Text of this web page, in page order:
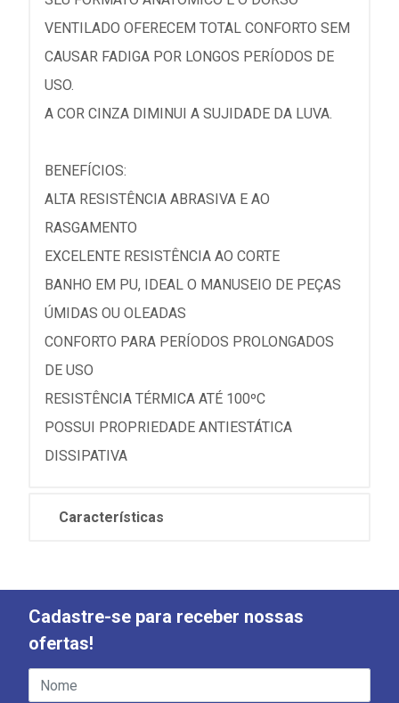
VENTILADO OFERECEM TOTAL CONFORTO SEM
CAUSAR FADIGA POR LONGOS PERÍODOS DE
USO.
A COR CINZA DIMINUI A SUJIDADE DA LUVA.
BENEFÍCIOS:
ALTA RESISTÊNCIA ABRASIVA E AO
RASGAMENTO
EXCELENTE RESISTÊNCIA AO CORTE
BANHO EM PU, IDEAL O MANUSEIO DE PEÇAS
ÚMIDAS OU OLEADAS
CONFORTO PARA PERÍODOS PROLONGADOS
DE USO
RESISTÊNCIA TÉRMICA ATÉ 100ºC
POSSUI PROPRIEDADE ANTIESTÁTICA
DISSIPATIVA
Características
Cadastre-se para receber nossas
ofertas!